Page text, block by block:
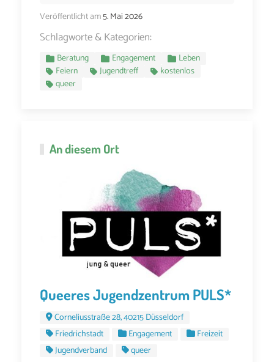
Veröffentlicht am5. Mai 2026
Schlagworte & Kategorien:
Beratung Engagement
Leben
Feiern
Jugendtreff
kostenlos
queer
An diesem Ort
Queeres Jugendzentrum PULS*
Corneliusstraße 28, 40215 Düsseldorf
Friedrichstadt
Engagement
Freizeit
Jugendverband
queer